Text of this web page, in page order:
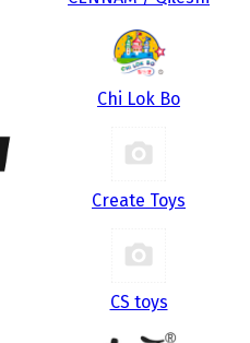
Chi Lok Bo
Create Toys
CS toys